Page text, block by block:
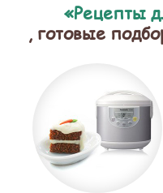
«Рецепты
, готовые